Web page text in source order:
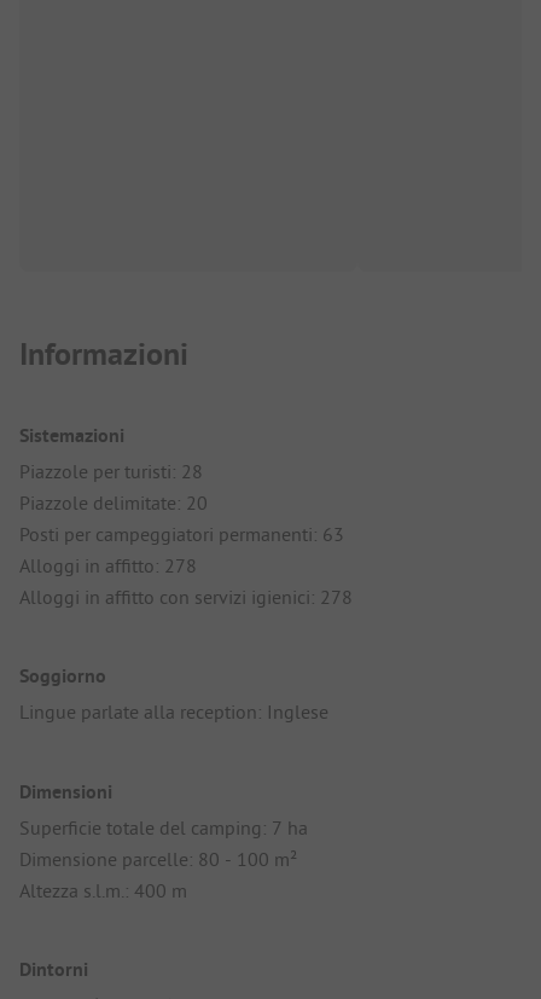
Informazioni
Sistemazioni
Piazzole per turisti: 28
Piazzole delimitate: 20
Posti per campeggiatori permanenti: 63
Alloggi in affitto: 278
Alloggi in affitto con servizi igienici: 278
Soggiorno
Lingue parlate alla reception: Inglese
Dimensioni
Superficie totale del camping: 7 ha
Dimensione parcelle: 80 - 100 m²
Altezza s.l.m.: 400 m
Dintorni